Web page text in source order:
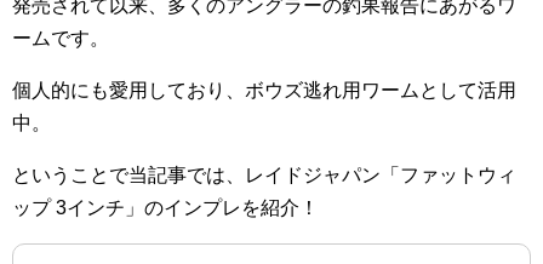
発売されて以来、多くのアングラーの釣果報告にあがるワ
ームです。
個人的にも愛用しており、ボウズ逃れ用ワームとして活用
中。
ということで当記事では、レイドジャパン「ファットウィ
ップ 3インチ」のインプレを紹介！